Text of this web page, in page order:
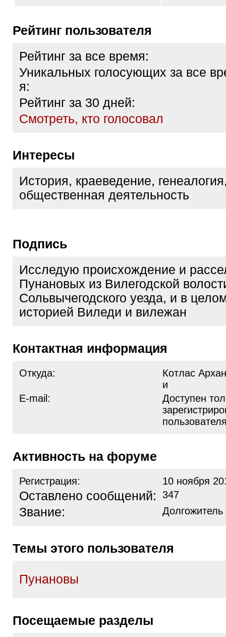
Рейтинг пользователя
Рейтинг за все время:
Уникальных голосующих за все
я:
Рейтинг за 30 дней:
Cмотреть, кто голосовал
Интересы
История, краеведение,
общественная деятельность
Подпись
Исследую происхождение и
Пунановых из Вилегодской
Сольвычегодского уезда, и в
историей Виледи и вилежан
Контактная информация
Откуда:
Котлас
и
E-mail:
Доступен
Активность на форуме
Регистрация: 10 ноября
Оставлено сообщений: 347
Звание:
Темы этого пользователя
Пунановы
Посещаемые разделы